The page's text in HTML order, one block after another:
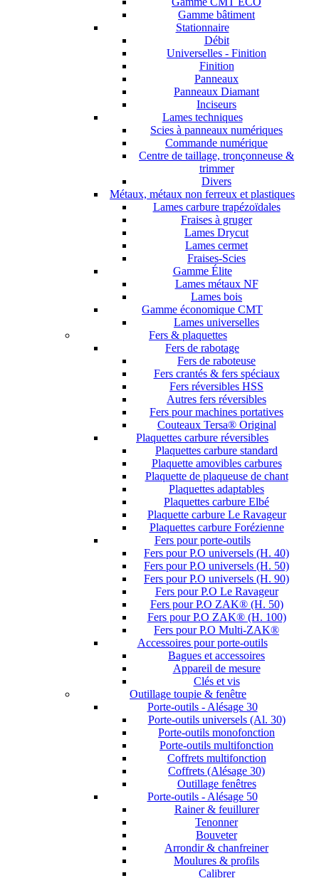
Gamme bâtiment
Stationnaire
Débit
Universelles - Finition
Finition
Panneaux
Panneaux Diamant
Inciseurs
Lames techniques
Scies à panneaux numériques
Commande numérique
Centre de taillage, tronçonneuse &
trimmer
Divers
Métaux, métaux non ferreux et plastiques
Lames carbure trapézoïdales
Fraises à gruger
Lames Drycut
Lames cermet
Fraises-Scies
Gamme Élite
Lames métaux NF
Lames bois
Gamme économique CMT
Lames universelles
Fers & plaquettes
Fers de rabotage
Fers de raboteuse
Fers crantés & fers spéciaux
Fers réversibles HSS
Autres fers réversibles
Fers pour machines portatives
Couteaux Tersa® Original
Plaquettes carbure réversibles
Plaquettes carbure standard
Plaquette amovibles carbures
Plaquette de plaqueuse de chant
Plaquettes adaptables
Plaquettes carbure Elbé
Plaquette carbure Le Ravageur
Plaquettes carbure Forézienne
Fers pour porte-outils
Fers pour P.O universels (H. 40)
Fers pour P.O universels (H. 50)
Fers pour P.O universels (H. 90)
Fers pour P.O Le Ravageur
Fers pour P.O ZAK® (H. 50)
Fers pour P.O ZAK® (H. 100)
Fers pour P.O Multi-ZAK®
Accessoires pour porte-outils
Bagues et accessoires
Appareil de mesure
Clés et vis
Outillage toupie & fenêtre
Porte-outils - Alésage 30
Porte-outils universels (Al. 30)
Porte-outils monofonction
Porte-outils multifonction
Coffrets multifonction
Coffrets (Alésage 30)
Outillage fenêtres
Porte-outils - Alésage 50
Rainer & feuillurer
Tenonner
Bouveter
Arrondir & chanfreiner
Moulures & profils
Calibrer